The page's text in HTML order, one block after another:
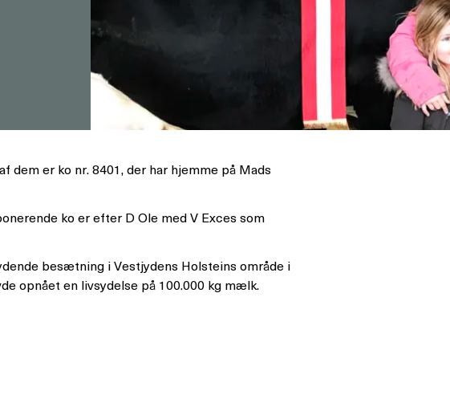
dem er ko nr. 8401, der har hjemme på Mads
ko er efter D Ole med V Exces som
besætning i Vestjydens Holsteins område i
opnået en livsydelse på 100.000 kg mælk.